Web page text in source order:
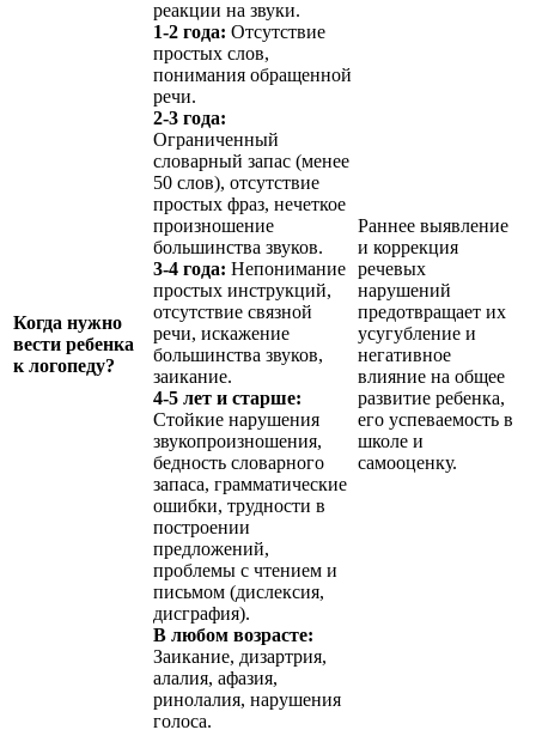
Когда нужно
вести ребенка
к логопеду?
реакции на звуки.
1-2 года: Отсутствие
простых слов,
понимания обращенной
речи.
2-3 года:
Ограниченный
словарный запас (менее
50 слов), отсутствие
простых фраз, нечеткое
произношение
большинства звуков.
3-4 года: Непонимание
простых инструкций,
отсутствие связной
речи, искажение
большинства звуков,
заикание.
4-5 лет и старше:
Стойкие нарушения
звукопроизношения,
бедность словарного
запаса, грамматические
ошибки, трудности в
построении
предложений,
проблемы с чтением и
письмом (дислексия,
дисграфия).
В любом возрасте:
Заикание, дизартрия,
алалия, афазия,
ринолалия, нарушения
голоса.
Раннее выявление
и коррекция
речевых
нарушений
предотвращает их
усугубление и
негативное
влияние на общее
развитие ребенка,
его успеваемость в
школе и
самооценку.